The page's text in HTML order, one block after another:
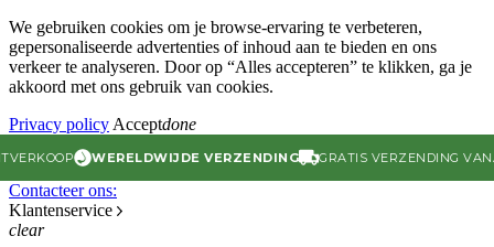
We gebruiken cookies om je browse-ervaring te verbeteren,
gepersonaliseerde advertenties of inhoud aan te bieden en ons
verkeer te analyseren. Door op “Alles accepteren” te klikken, ga je
akkoord met ons gebruik van cookies.
Privacy policy Acceptdone
WERELDWIJDE VERZENDING GRATIS VERZENDING
Contacteer ons:
Klantenservice
clear